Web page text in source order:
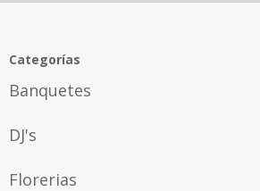
Categorías
Banquetes
DJ's
Florerias